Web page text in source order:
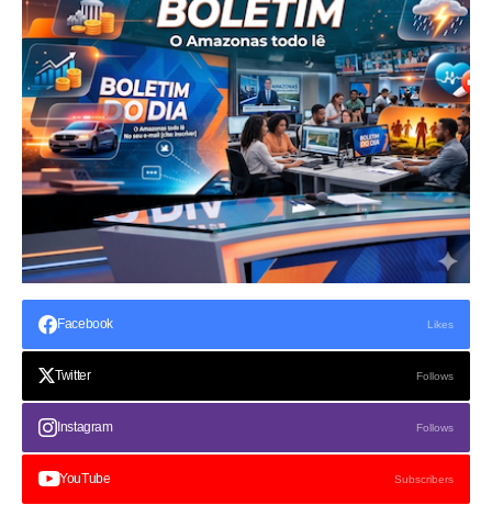
Facebook Likes
Twitter Follows
Instagram Follows
YouTube Subscribers